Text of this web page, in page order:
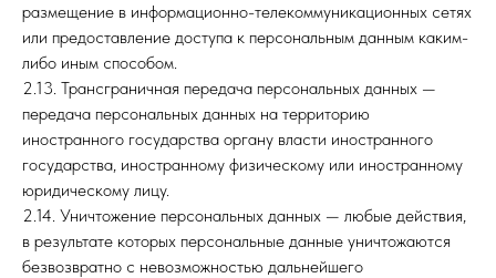
размещение в информационно-телекоммуникационных сетях
или предоставление доступа к персональным данным каким-
либо иным способом.
2.13. Трансграничная передача персональных данных —
передача персональных данных на территорию
иностранного государства органу власти иностранного
государства, иностранному физическому или иностранному
юридическому лицу.
2.14. Уничтожение персональных данных — любые действия,
в результате которых персональные данные уничтожаются
безвозвратно с невозможностью дальнейшего